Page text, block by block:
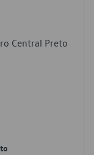
Central Preto